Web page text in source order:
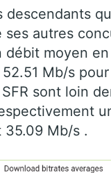
descendants
ses autres
débit moyen
Mb/s pour
sont loin
35.09 Mb/s .